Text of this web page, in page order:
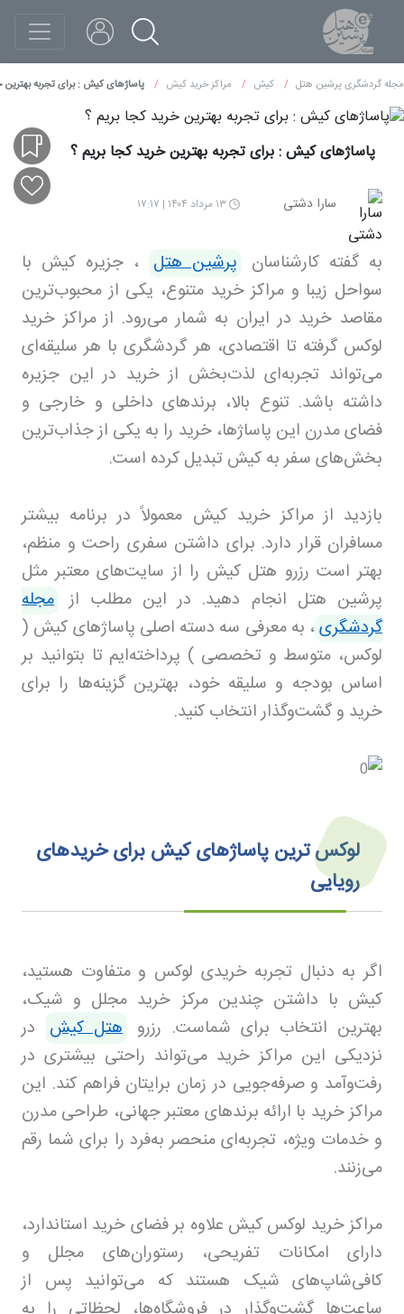
مجله گردشگری پرشین هتل کیش مراکز خرید کیش پاساژهای کیش : برای تجربه بهترین
پاساژهای کیش : برای تجربه بهترین خرید کجا بریم ؟
سارا دشتی ۱۳ مرداد ۱۴۰۴ | ۱۷:۱۷
به گفته کارشناسان پرشین هتل ، جزیره کیش با
سواحل زیبا و مراکز خرید متنوع، یکی از محبوب‌ترین
مقاصد خرید در ایران به شمار می‌رود. از مراکز خرید
لوکس گرفته تا اقتصادی، هر گردشگری با هر سلیقه‌ای
می‌تواند تجربه‌ای لذت‌بخش از خرید در این جزیره
داشته باشد. تنوع بالا، برندهای داخلی و خارجی و
فضای مدرن این پاساژها، خرید را به یکی از جذاب‌ترین
بخش‌های سفر به کیش تبدیل کرده است.
بازدید از مراکز خرید کیش معمولاً در برنامه بیشتر
مسافران قرار دارد. برای داشتن سفری راحت و منظم،
بهتر است رزرو هتل کیش را از سایت‌های معتبر مثل
پرشین هتل انجام دهید. در این مطلب از مجله
گردشگری، به معرفی سه دسته اصلی پاساژهای کیش (
لوکس، متوسط و تخصصی ) پرداخته‌ایم تا بتوانید بر
اساس بودجه و سلیقه خود، بهترین گزینه‌ها را برای
خرید و گشت‌وگذار انتخاب کنید.
لوکس‌ ترین پاساژهای کیش برای خریدهای
رویایی
اگر به دنبال تجربه خریدی لوکس و متفاوت هستید،
کیش با داشتن چندین مرکز خرید مجلل و شیک،
بهترین انتخاب برای شماست. رزرو هتل کیش در
نزدیکی این مراکز خرید می‌تواند راحتی بیشتری در
رفت‌وآمد و صرفه‌جویی در زمان برایتان فراهم کند. این
مراکز خرید با ارائه برندهای معتبر جهانی، طراحی مدرن
و خدمات ویژه، تجربه‌ای منحصر به‌فرد را برای شما رقم
می‌زنند.
مراکز خرید لوکس کیش علاوه بر فضای خرید استاندارد،
دارای امکانات تفریحی، رستوران‌های مجلل و
کافی‌شاپ‌های شیک هستند که می‌توانید پس از